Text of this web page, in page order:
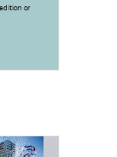
or